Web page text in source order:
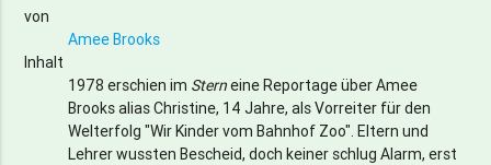
von
Amee Brooks
Inhalt
1978 erschien im Sterneine Reportage über Amee
Brooks alias Christine, 14 Jahre, als Vorreiter für den
Welterfolg "Wir Kinder vom Bahnhof Zoo". Eltern und
Lehrer wussten Bescheid, doch keiner schlug Alarm, erst